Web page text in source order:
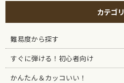
カテゴリ
難易度から探す
すぐに弾ける！初心者向け
かんたん＆カッコいい！